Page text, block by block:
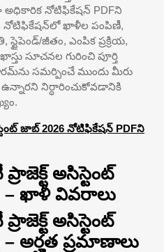
అధికారిక నోటిఫికేషన్ PDFని
నోటిఫికేషన్‌లో ఖాళీల పంపిణీ,
జీతం, ఎంపిక ప్రక్రియ,
సూచనల గురించి పూర్తి
సమర్పించే ముందు మీరు
నిర్ధారించుకోవడానికి
జాబ్ 2026 నోటిఫికేషన్ PDFని
అసిస్టెంట్
– ఖాళీ వివరాలు
అసిస్టెంట్
– అర్హత ప్రమాణాలు